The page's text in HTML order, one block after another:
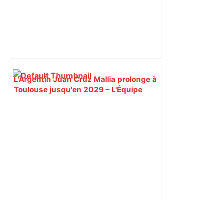
L'Argentin Juan Cruz Mallia prolonge à
Toulouse jusqu'en 2029 – L'Équipe